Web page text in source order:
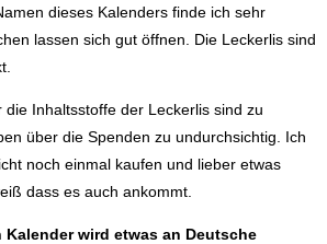
dieses Kalenders finde ich sehr
lassen sich gut öffnen. Die Leckerlis sind
die Inhaltsstoffe der Leckerlis sind zu
über die Spenden zu undurchsichtig. Ich
noch einmal kaufen und lieber etwas
dass es auch ankommt.
Kalender wird etwas an Deutsche